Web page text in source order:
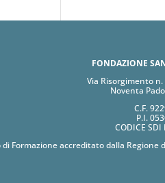
FONDAZIONE
Via Risorgimento n.
Noventa
C.F.
P.I.
CODICE SDI
Formazione accreditato dalla Regione